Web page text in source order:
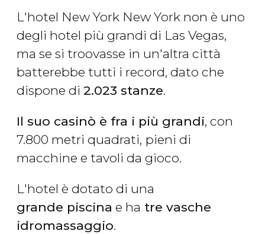
L'hotel New York New York non è uno
degli hotel più grandi di Las Vegas,
ma se si troovasse in un'altra città
batterebbe tutti i record, dato che
dispone di 2.023 stanze.
Il suo casinò è fra i più grandi, con
7.800 metri quadrati, pieni di
macchine e tavoli da gioco.
L'hotel è dotato di una
grande piscina e ha tre vasche
idromassaggio.